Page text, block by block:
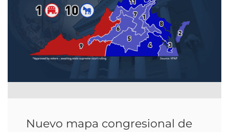
Nuevo mapa congresional de